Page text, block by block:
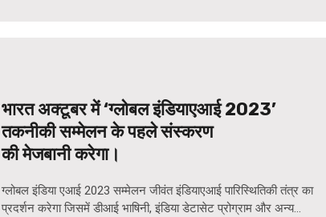
भारत अक्टूबर में ‘ग्लोबल इंडियाएआई 2023’
तकनीकी सम्मेलन के पहले संस्करण
की मेजबानी करेगा।
ग्लोबल इंडिया एआई 2023 सम्मेलन जीवंत इंडियाएआई पारिस्थितिकी तंत्र का
प्रदर्शन करेगा जिसमें डीआई भाषिनी, इंडिया डेटासेट प्रोग्राम और अन्य...